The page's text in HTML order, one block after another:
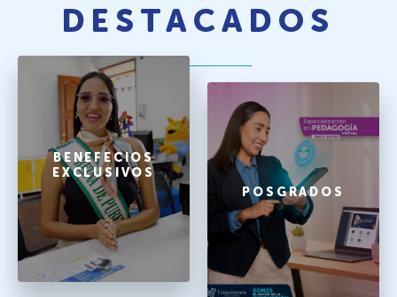
DESTACADOS
BENEFECIOS
EXCLUSIVOS
POSGRADOS